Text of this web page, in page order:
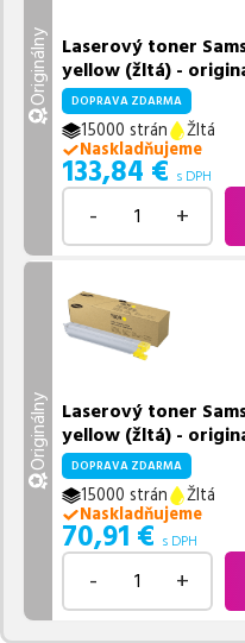
Originálny Laserový toner
yellow (žltá) -
DOPRAVA ZDARMA
15000 strán
Žltá
Naskladňujeme
133,84 € s DPH
- +
Originálny Laserový toner
yellow (žltá) -
DOPRAVA ZDARMA
15000 strán
Žltá
Naskladňujeme
70,91 € s DPH
- +